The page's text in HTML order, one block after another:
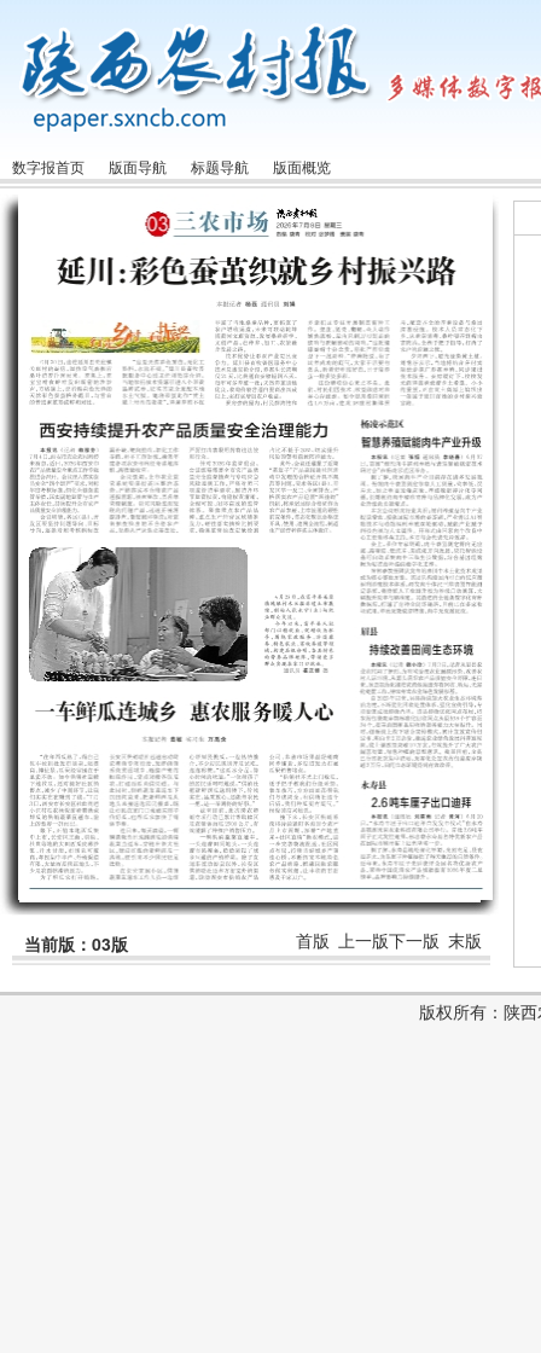
数字报首页 版面导航 标题导航 版面概览
当前版：03版 首版 上一版下一版 末版
版权所有：陕